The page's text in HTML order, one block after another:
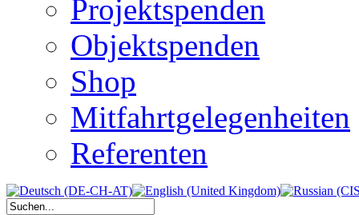
Projektspenden
Objektspenden
Shop
Mitfahrtgelegenheiten
Referenten